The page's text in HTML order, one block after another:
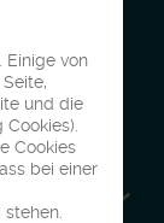
Einige von
und die
Cookies
bei einer